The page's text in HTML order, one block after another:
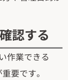
認する
作業できる
要です。